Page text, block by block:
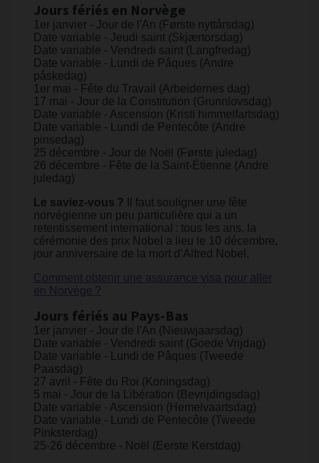
Jours fériés en Norvège
1er janvier - Jour de l'An (Første nyttårsdag)
Date variable - Jeudi saint (Skjærtorsdag)
Date variable - Vendredi saint (Langfredag)
Date variable - Lundi de Pâques (Andre
påskedag)
1er mai - Fête du Travail (Arbeidernes dag)
17 mai - Jour de la Constitution (Grunnlovsdag)
Date variable - Ascension (Kristi himmelfartsdag)
Date variable - Lundi de Pentecôte (Andre
pinsedag)
25 décembre - Jour de Noël (Første juledag)
26 décembre - Fête de la Saint-Étienne (Andre
juledag)
Le saviez-vous ? Il faut souligner une fête
norvégienne un peu particulière qui a un
retentissement international : tous les ans, la
cérémonie des prix Nobel a lieu le 10 décembre,
jour anniversaire de la mort d’Alfred Nobel. ​
Comment obtenir une assurance visa pour aller
en Norvège ?
Jours fériés au Pays-Bas
1er janvier - Jour de l'An (Nieuwjaarsdag)
Date variable - Vendredi saint (Goede Vrijdag)
Date variable - Lundi de Pâques (Tweede
Paasdag)
27 avril - Fête du Roi (Koningsdag)
5 mai - Jour de la Libération (Bevrijdingsdag)
Date variable - Ascension (Hemelvaartsdag)
Date variable - Lundi de Pentecôte (Tweede
Pinksterdag)
25-26 décembre - Noël (Eerste Kerstdag)